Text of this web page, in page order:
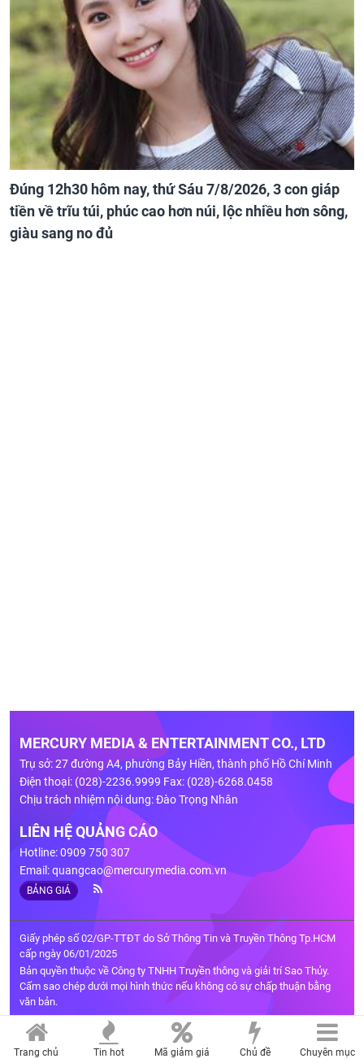
Đúng 12h30 hôm nay, thứ Sáu 7/8/2026, 3 con giáp
tiền về trĩu túi, phúc cao hơn núi, lộc nhiều hơn sông,
giàu sang no đủ
MERCURY MEDIA & ENTERTAINMENT CO., LTD
Trụ sở: 27 đường A4, phường Bảy Hiền, thành phố Hồ Chí Minh
Điện thoại: (028)-2236.9999 Fax: (028)-6268.0458
Chịu trách nhiệm nội dung: Đào Trọng Nhân
LIÊN HỆ QUẢNG CÁO
Hotline: 0909 750 307
Email:quangcao@mercurymedia.com.vn
BẢNG GIÁ
Giấy phép số 02/GP-TTĐT do Sở Thông Tin và Truyền Thông Tp.HCM
cấp ngày 06/01/2025
Bản quyền thuộc về Công ty TNHH Truyền thông và giải trí Sao Thủy.
Cấm sao chép dưới mọi hình thức nếu không có sự chấp thuận bằng
văn bản.
Trang chủ Tin hot Mã giảm giá Chủ đề Chuyên mục